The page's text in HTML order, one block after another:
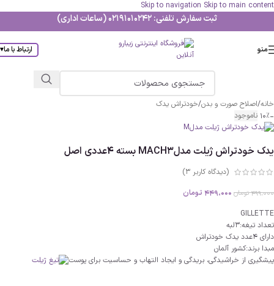
Skip to navigation Skip to main content
ثبت سفارش تلفنی: 02191010242 (ساعات اداری)
منو ارتباط با ما▾
خانه/اصلاح صورت و بدن/خودتراش یدک
-10%
ناموجود
یدک خودتراش ژیلت مدلMACH3 بسته 4عددی اصل
(دیدگاه کاربر 3
)
499،000تومان 449،000 تومان
GILLETTE
تعداد تیغه:3لبه
دارای 4عدد یدک خودتراش
مبدا برند:کشور آلمان
پیشگیری از خراشیدگی، بریدگی و ایجاد التهاب و حساسیت برای پوست